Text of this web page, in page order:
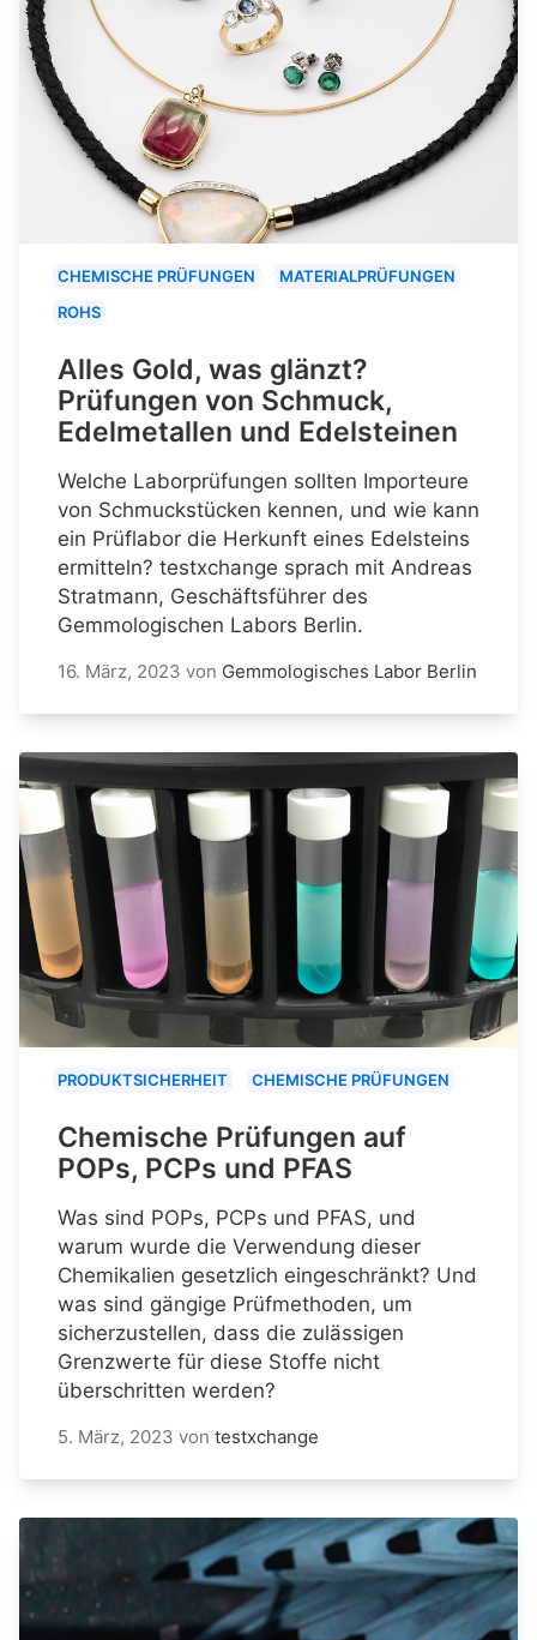
CHEMISCHE PRÜFUNGEN
MATERIALPRÜFUNGEN
ROHS
Alles Gold, was glänzt?
Prüfungen von Schmuck,
Edelmetallen und Edelsteinen
Welche Laborprüfungen sollten Importeure
von Schmuckstücken kennen, und wie kann
ein Prüflabor die Herkunft eines Edelsteins
ermitteln? testxchange sprach mit Andreas
Stratmann, Geschäftsführer des
Gemmologischen Labors Berlin.
16. März, 2023 von Gemmologisches Labor Berlin
PRODUKTSICHERHEIT CHEMISCHE PRÜFUNGEN
Chemische Prüfungen auf
POPs, PCPs und PFAS
Was sind POPs, PCPs und PFAS, und
warum wurde die Verwendung dieser
Chemikalien gesetzlich eingeschränkt? Und
was sind gängige Prüfmethoden, um
sicherzustellen, dass die zulässigen
Grenzwerte für diese Stoffe nicht
überschritten werden?
5. März, 2023 von testxchange